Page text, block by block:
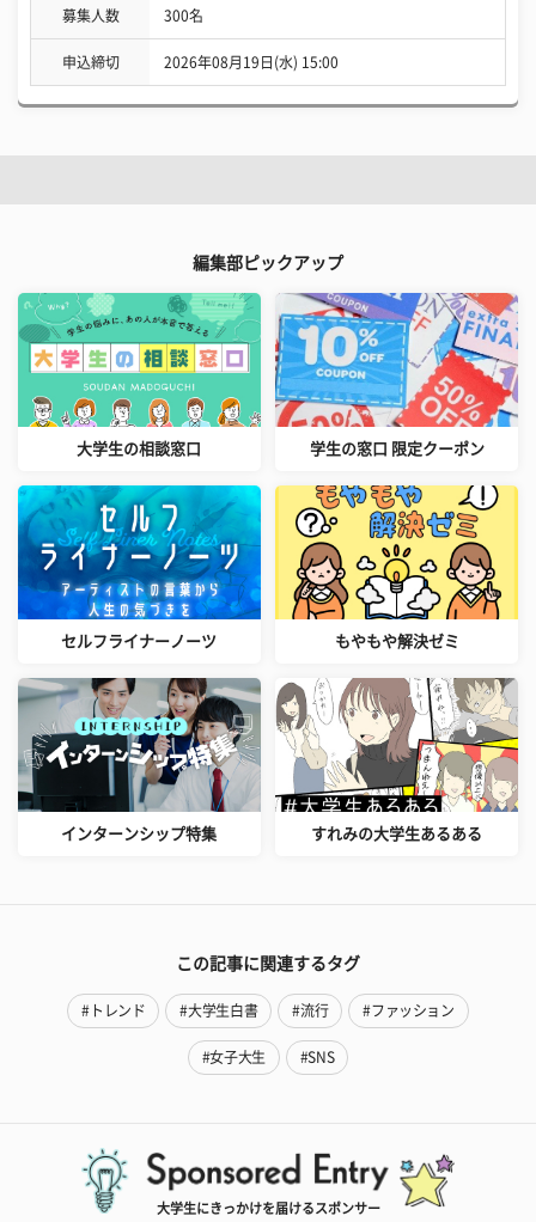
募集人数 300名
申込締切 2026年08月19日(水) 15:00
編集部ピックアップ
大学生の相談窓口 学生の窓口 限定クーポン
セルフライナーノーツ もやもや解決ゼミ
インターンシップ特集 すれみの大学生あるある
この記事に関連するタグ
#トレンド #大学生白書 #流行 #ファッション
#女子大生 #SNS
大学生にきっかけを届けるスポンサー